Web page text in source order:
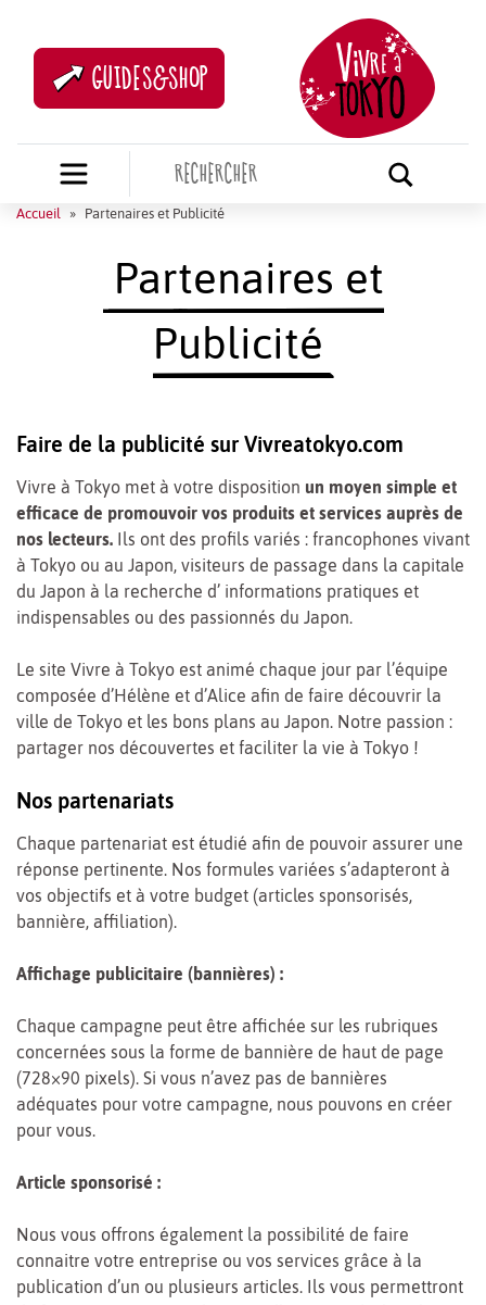
GUIDES&SHOP
Accueil » Partenaires et Publicité
Partenaires et
Publicité
Faire de la publicité sur Vivreatokyo.com
Vivre à Tokyo met à votre disposition un moyen simple et
efficace de promouvoir vos produits et services auprès de
nos lecteurs. Ils ont des profils variés : francophones vivant
à Tokyo ou au Japon, visiteurs de passage dans la capitale
du Japon à la recherche d’ informations pratiques et
indispensables ou des passionnés du Japon.
Le site Vivre à Tokyo est animé chaque jour par l’équipe
composée d’Hélène et d’Alice afin de faire découvrir la
ville de Tokyo et les bons plans au Japon. Notre passion :
partager nos découvertes et faciliter la vie à Tokyo !
Nos partenariats
Chaque partenariat est étudié afin de pouvoir assurer une
réponse pertinente. Nos formules variées s’adapteront à
vos objectifs et à votre budget (articles sponsorisés,
bannière, affiliation).
Affichage publicitaire (bannières) :
Chaque campagne peut être affichée sur les rubriques
concernées sous la forme de bannière de haut de page
(728×90 pixels). Si vous n’avez pas de bannières
adéquates pour votre campagne, nous pouvons en créer
pour vous.
Article sponsorisé :
Nous vous offrons également la possibilité de faire
connaitre votre entreprise ou vos services grâce à la
publication d’un ou plusieurs articles. Ils vous permettront